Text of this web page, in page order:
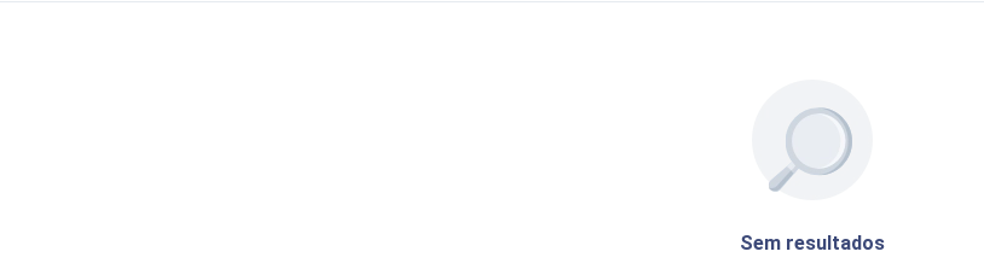
Sem resultados